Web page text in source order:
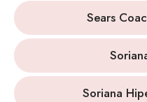
Sears
Soriana